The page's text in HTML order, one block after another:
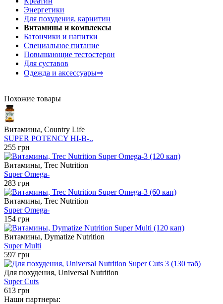
Энергетики
Для похудения, карнитин
Витамины и комплексы
Батончики и напитки
Специальное питание
Повышающие тестостерон
Для суставов
Одежда и аксессуары⇒
Похожие товары
Витамины, Country Life
SUPER POTENCY HI-B-..
255 грн
Витамины, Trec Nutrition
Super Omega-
283 грн
Витамины, Trec Nutrition
Super Omega-
154 грн
Витамины, Dymatize Nutrition
Super Multi
597 грн
Для похудения, Universal Nutrition
Super Cuts
613 грн
Наши партнеры: